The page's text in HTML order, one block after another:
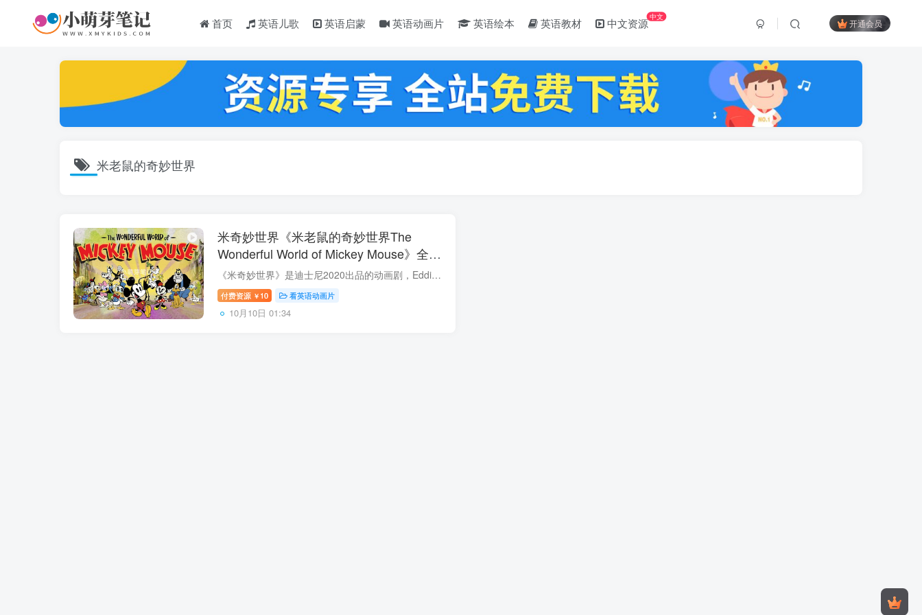
首页 英语儿歌 英语启蒙 英语动画片 英语绘本 英语教材 中文资源中文
开通会员
米老鼠的奇妙世界
米奇妙世界《米老鼠的奇妙世界The
Wonderful World of Mickey Mouse》全二
季共24集，1080P高清英文动画片带英文
字幕，百度云网盘下载
《米奇妙世界》是迪士尼2020出品的动画剧，Eddie Trigueros、Mike Bell、Jason Reicher等执导，克里斯·迪亚曼托普洛斯、比尔·法玛尔、托尼·安塞尔莫等配音。于2020年11月18日上线Disney+。 ...
付费资源 ￥ 10 看英语动画片
10月10日 01:34